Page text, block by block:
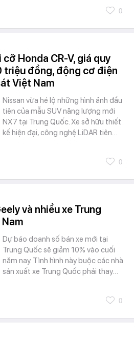
0
Honda CR-V, giá quy
triệu đồng, động cơ điện
Việt Nam
Nissan vừa hé lộ những hình ảnh đầu
tiên của mẫu SUV năng lượng mới
NX7 tại Trung Quốc. Xe sở hữu thiết
kế hiện đại, công nghệ LiDAR tiên…
0
và nhiều xe Trung
Dự báo doanh số bán xe mới tại
Trung Quốc sẽ giảm 10% vào cuối
năm nay. Tình hình này buộc các nhà
sản xuất xe Trung Quốc phải thay…
0